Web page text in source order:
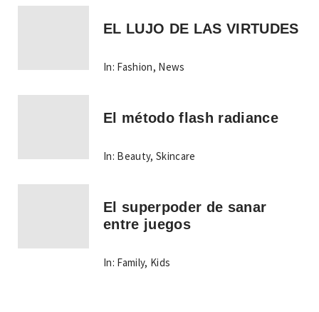
EL LUJO DE LAS VIRTUDES
In: Fashion, News
El método flash radiance
In: Beauty,Skincare
El superpoder de sanar
entre juegos
In: Family, Kids